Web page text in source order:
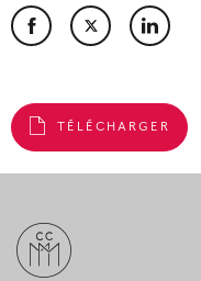
TÉLÉCHARGER